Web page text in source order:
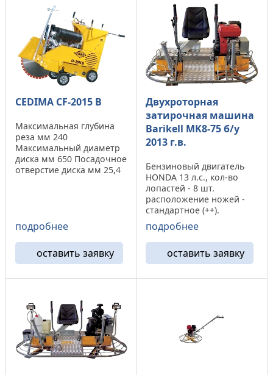
мм Вес 95 ...
CEDIMA CF-2015 B
Максимальная глубина
реза мм 240
Максимальный диаметр
диска мм 650 Посадочное
отверстие диска мм 25,4
вращения вала об/мин
1930 Мощность
двигателя кВт 15 / 13,5
Тип ...
подробнее
оставить заявку
Двухроторная
затирочная машина
Barikell МK8-75 б/у
2013 г.в.
Бензиновый двигатель
HONDA 13 л.с., кол-во
лопастей - 8 шт.
расположение ножей -
стандартное (++).
Диаметр затирочных
дисков - 750 мм рабочая
зона - 1540 мм
габаритные размеры -
1500х750 мм ЦЕНА 4 500
...
подробнее
оставить заявку